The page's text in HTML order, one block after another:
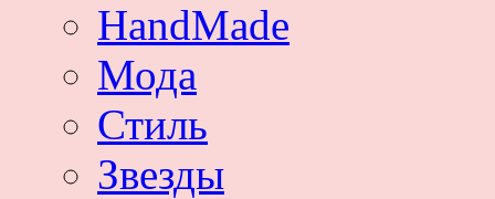
HandMade
Мода
Стиль
Звезды